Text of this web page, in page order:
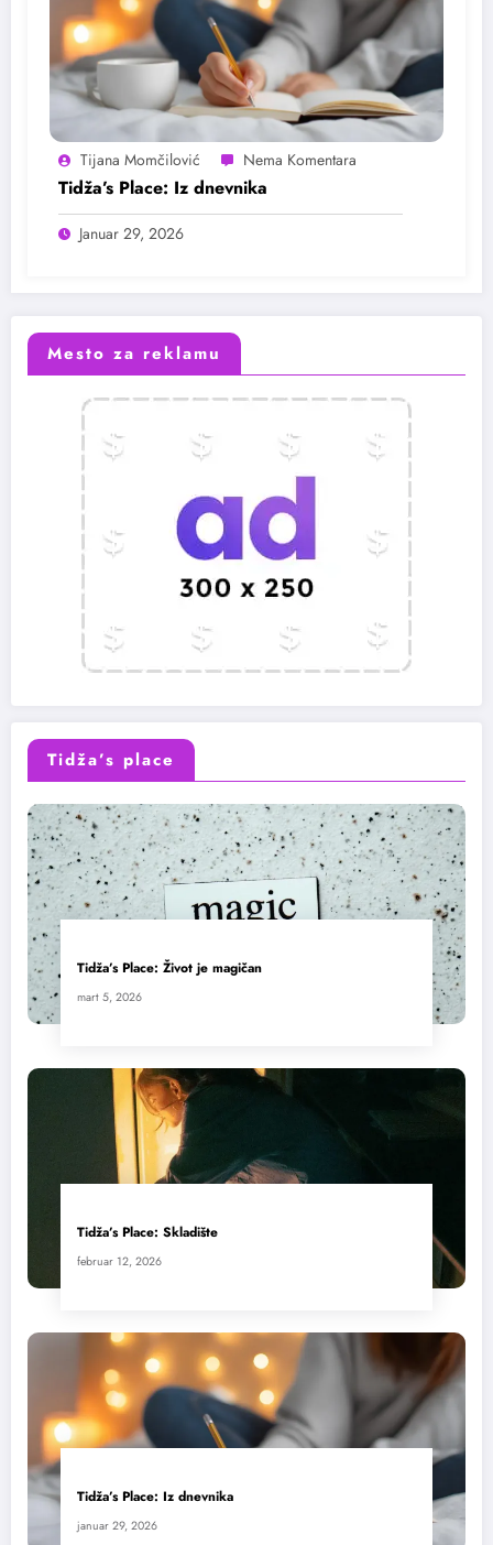
Tijana Momčilović
Tidža’s Place: Iz dnevnika
Januar 29, 2026
Mesto za reklamu
Tidža’s place
Tidža’s Place: Život je magičan
mart 5, 2026
Tidža’s Place: Skladište
februar 12, 2026
Tidža’s Place: Iz dnevnika
januar 29, 2026